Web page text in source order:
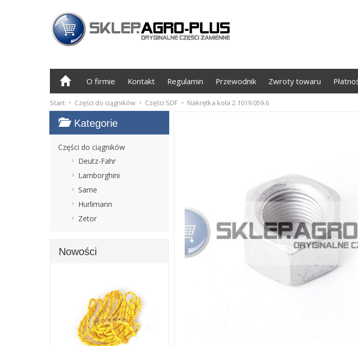
O firmie Kontakt Regulamin Przewodnik Zwroty towaru
Start Części do ciągników Części SDF Nakrętka koła 2.1019.059.6
Kategorie
Części do ciągników
Deutz-Fahr
Lamborghini
Same
Hurlimann
Zetor
Nowości